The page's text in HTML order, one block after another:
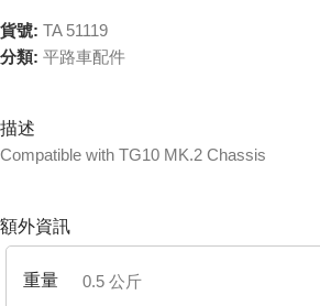
貨號: TA 51119
分類: 平路車配件
描述
Compatible with TG10 MK.2 Chassis
額外資訊
重量 0.5 公斤